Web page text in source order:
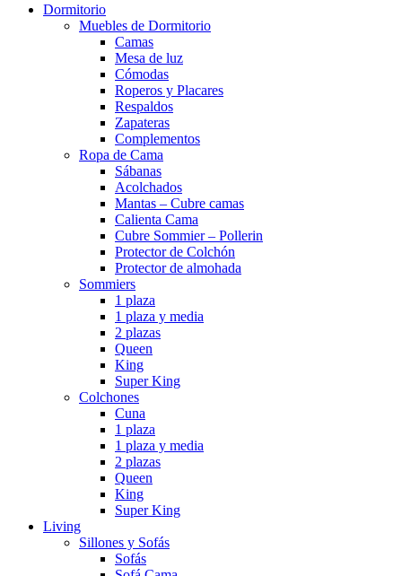
Dormitorio
Muebles de Dormitorio
Camas
Mesa de luz
Cómodas
Roperos y Placares
Respaldos
Zapateras
Complementos
Ropa de Cama
Sábanas
Acolchados
Mantas – Cubre camas
Calienta Cama
Cubre Sommier – Pollerin
Protector de Colchón
Protector de almohada
Sommiers
1 plaza
1 plaza y media
2 plazas
Queen
King
Super King
Colchones
Cuna
1 plaza
1 plaza y media
2 plazas
Queen
King
Super King
Living
Sillones y Sofás
Sofás